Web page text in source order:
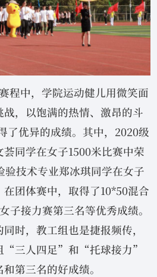
程中，学院运动健儿用微笑面
，以饱满的热情、激昂的斗
了优异的成绩。其中，2020级
同学在女子1500米比赛中荣
验技术专业郑冰琪同学在女子
团体赛中，取得了10*50混合
子接力赛第三名等优秀成绩。
时，教工组也是捷报频传，
“三人四足”和“托球接力”
第三名的好成绩。